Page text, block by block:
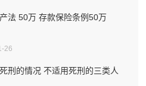
法 50万 存款保险条例50万
26
刑的情况 不适用死刑的三类人